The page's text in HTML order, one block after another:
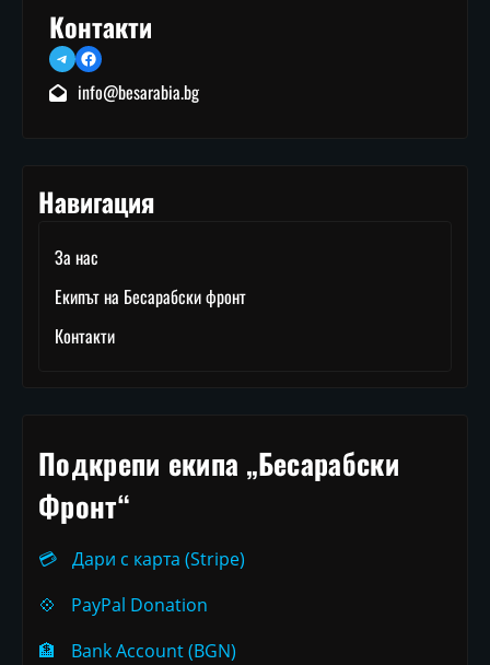
Контакти
TelegramFacebook
info@besarabia.bg
Навигация
За нас
Екипът на Бесарабски фронт
Контакти
Подкрепи екипа „Бесарабски
Фронт“
💳
Дари с карта (Stripe)
💠
PayPal Donation
🏦
Bank Account (BGN)